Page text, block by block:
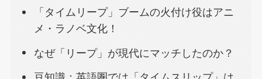
「タイムリープ」ブームの火付け役はアニ
メ・ラノベ文化！
なぜ「リープ」が現代にマッチしたのか？